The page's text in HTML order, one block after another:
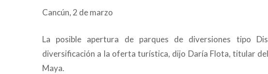
Cancún, 2 de marzo
La posible apertura de parques de diversiones tipo
diversificación a la oferta turística, dijo Daría Flota, titular
Maya.